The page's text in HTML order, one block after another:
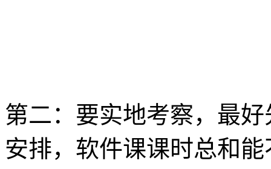
第二：要实地考察，最
安排，软件课课时总和